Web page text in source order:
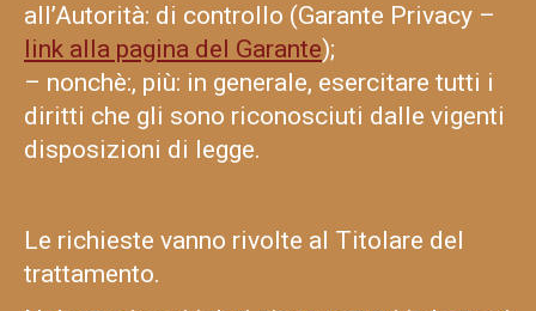
all’Autorità: di controllo (Garante Privacy –
link alla pagina del Garante);
– nonchè:, più: in generale, esercitare tutti i
diritti che gli sono riconosciuti dalle vigenti
disposizioni di legge.
Le richieste vanno rivolte al Titolare del
trattamento.